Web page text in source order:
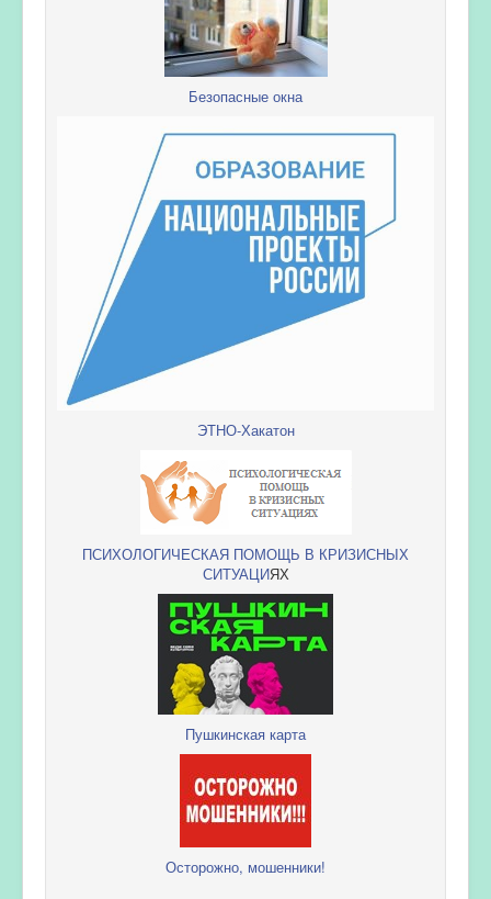
Безопасные окна
ЭТНО-Хакатон
ПСИХОЛОГИЧЕСКАЯ ПОМОЩЬ В КРИЗИСНЫХ
СИТУАЦИЯХ
Пушкинская карта
Осторожно, мошенники!